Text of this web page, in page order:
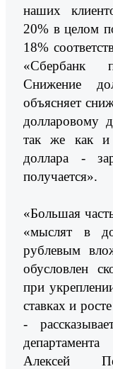
наших
20% в целом
18%
«Сбербанк
Снижение
объясняет
долларовому
так же как и
доллара -
получается».
«Большая
«мыслят в
рублевым
обусловлен
при
ставках и
-
Алексей